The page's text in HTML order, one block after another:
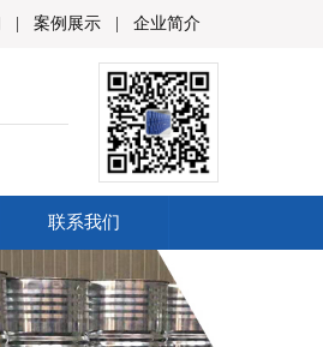
案例展示 企业简介
联系我们